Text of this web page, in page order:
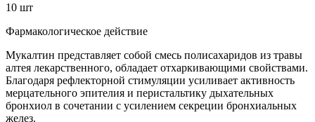
10 шт
Фармакологическое действие
Мукалтин представляет собой смесь полисахаридов из травы
алтея лекарственного, обладает отхаркивающими свойствами.
Благодаря рефлекторной стимуляции усиливает активность
мерцательного эпителия и перистальтику дыхательных
бронхиол в сочетании с усилением секреции бронхиальных
желез.